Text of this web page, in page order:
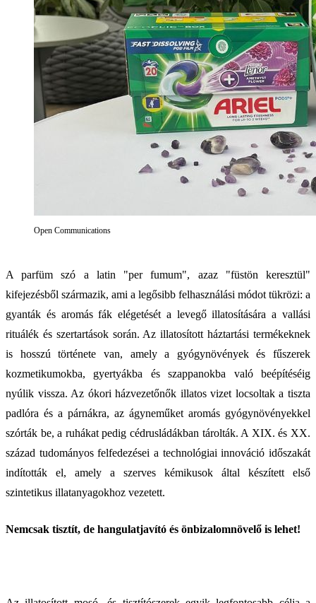
Open Communications
A parfüm szó a latin "per fumum", azaz "füstön keresztül"
kifejezésből származik, ami a legősibb felhasználási módot tükrözi: a
gyanták és aromás fák elégetését a levegő illatosítására a vallási
rituálék és szertartások során. Az illatosított háztartási termékeknek
is hosszú története van, amely a gyógynövények és fűszerek
kozmetikumokba, gyertyákba és szappanokba való beépítéséig
nyúlik vissza. Az ókori házvezetőnők illatos vizet locsoltak a tiszta
padlóra és a párnákra, az ágyneműket aromás gyógynövényekkel
szórták be, a ruhákat pedig cédrusládákban tárolták. A XIX. és XX.
század tudományos felfedezései a technológiai innováció időszakát
indították el, amely a szerves kémikusok által készített első
szintetikus illatanyagokhoz vezetett.
Nemcsak tisztít, de hangulatjavító és önbizalomnövelő is lehet!